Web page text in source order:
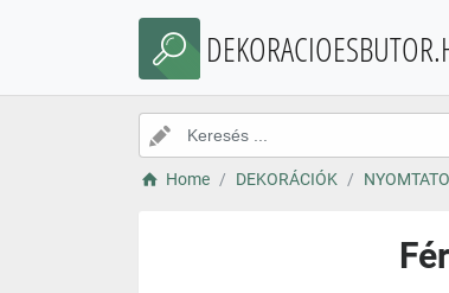
Home DEKORÁCIÓK